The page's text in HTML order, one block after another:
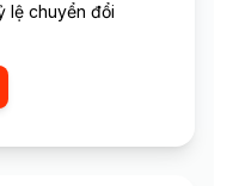
tỷ lệ chuyển đổi